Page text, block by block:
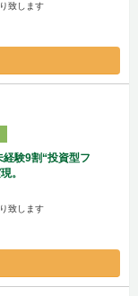
致します
経験9割“投資型フ
。
致します